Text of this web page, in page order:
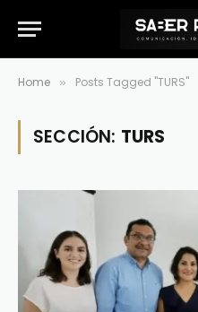
Home » Posts Tagged "TURS"
SECCIÓN: TURS